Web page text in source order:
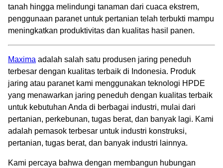
tanah hingga melindungi tanaman dari cuaca ekstrem,
penggunaan paranet untuk pertanian telah terbukti mampu
meningkatkan produktivitas dan kualitas hasil panen.
Maxima adalah salah satu produsen jaring peneduh
terbesar dengan kualitas terbaik di Indonesia. Produk
jaring atau paranet kami menggunakan teknologi HPDE
yang menawarkan jaring peneduh dengan kualitas terbaik
untuk kebutuhan Anda di berbagai industri, mulai dari
pertanian, perkebunan, tugas berat, dan banyak lagi. Kami
adalah pemasok terbesar untuk industri konstruksi,
pertanian, tugas berat, dan banyak industri lainnya.
Kami percaya bahwa dengan membangun hubungan